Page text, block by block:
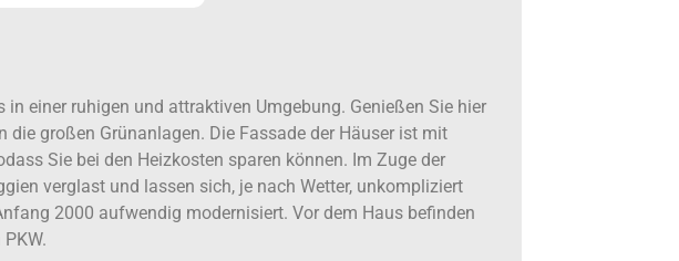
einer ruhigen und attraktiven Umgebung. Genießen Sie hier
großen Grünanlagen. Die Fassade der Häuser ist mit
Sie bei den Heizkosten sparen können. Im Zuge der
verglast und lassen sich, je nach Wetter, unkompliziert
2000 aufwendig modernisiert. Vor dem Haus befinden